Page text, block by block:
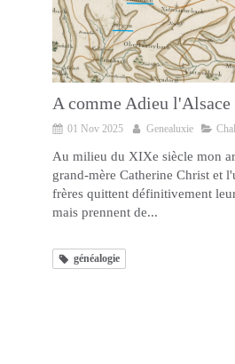
A comme Adieu l'Alsace
01 Nov 2025 Genealuxie
Au milieu du XIXe siècle mon
grand-mère Catherine Christ et
frères quittent définitivement
mais prennent de...
généalogie